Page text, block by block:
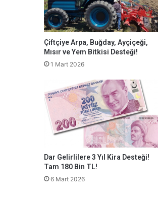
Çiftçiye Arpa, Buğday, Ayçiçeği,
Mısır ve Yem Bitkisi Desteği!
1 Mart 2026
Dar Gelirlilere 3 Yıl Kira Desteği!
Tam 180 Bin TL!
6 Mart 2026